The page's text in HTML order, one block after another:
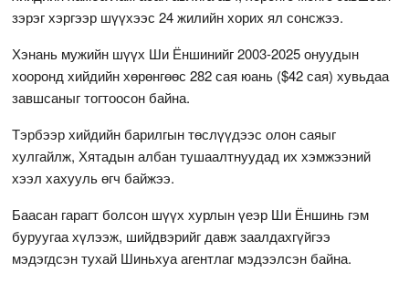
зэрэг хэргээр шүүхээс 24 жилийн хорих ял сонсжээ.
Хэнань мужийн шүүх Ши Ёншинийг 2003-2025 онуудын
хооронд хийдийн хөрөнгөөс 282 сая юань ($42 сая) хувьдаа
завшсаныг тогтоосон байна.
Тэрбээр хийдийн барилгын төслүүдээс олон саяыг
хулгайлж, Хятадын албан тушаалтнуудад их хэмжээний
хээл хахууль өгч байжээ.
Баасан гарагт болсон шүүх хурлын үеэр Ши Ёншинь гэм
буруугаа хүлээж, шийдвэрийг давж заалдахгүйгээ
мэдэгдсэн тухай Шиньхуа агентлаг мэдээлсэн байна.